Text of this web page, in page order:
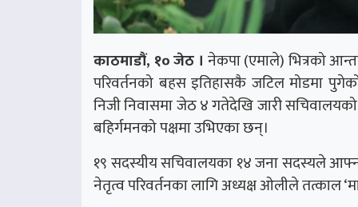
काठमाडौं, १० जेठ । नेकपा (एमाले) भित्रको
परिवर्तनको बहस इतिहासकै जटिल मोडमा
निजी निवासमा जेठ ४ गतेदेखि जारी
बहिर्गमनको पक्षमा उभिएका छन्।
१९ सदस्यीय सचिवालयका १४ जना सदस्यले
नेतृत्व परिवर्तनका लागि अध्यक्ष ओलीले तत्काल